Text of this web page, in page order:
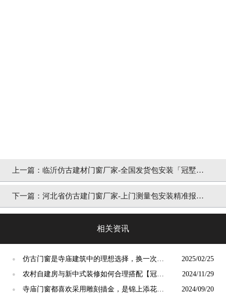
上一篇： 临沂仿古建材门窗厂家-全国发货包安装「冠墅阳
光」
下一篇： 河北省仿古建门窗厂家-上门测量包安装精准报价
相关资讯
●
仿古门窗是寺庙建筑中的理想选择，换一次用
终生【冠墅阳光】
2025/02/25
●
农村自建房与新中式装修如何合理搭配【冠墅
阳光】
2024/11/29
●
寺庙门窗都喜欢采用雕刻描金，是锦上添花
2024/09/20